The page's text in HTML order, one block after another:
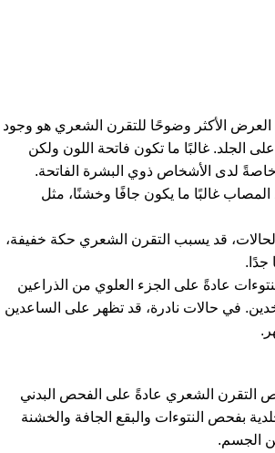
العرض الأكثر وضوحًا للتقرن الشعري هو وجود
الجلد. غالبًا ما تكون فاتحة اللون ولكن
لدى الأشخاص ذوي البشرة الفاتحة.
المصاب غالبًا ما يكون جافًا وخشنًا، مثل
قد يسبب التقرن الشعري حكة خفيفة،
جدًا.
عادةً على الجزء العلوي من الذراعين
في حالات نادرة، قد تظهر على الساعدين
التقرن الشعري عادةً على الفحص البدني
بفحص النتوءات والبقع الجافة والخشنة
الجسم.